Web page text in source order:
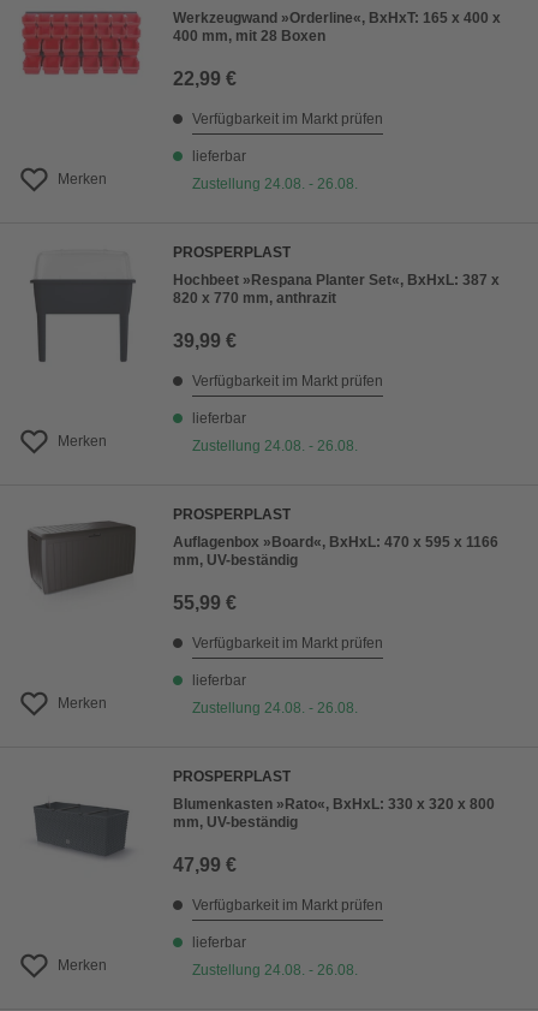
Merken
Werkzeugwand »Orderline«, BxHxT: 165 x 400 x
400 mm, mit 28 Boxen
22,99 €
Verfügbarkeit im Markt prüfen
lieferbar
Zustellung 24.08. - 26.08.
Merken
PROSPERPLAST
Hochbeet »Respana Planter Set«, BxHxL: 387 x
820 x 770 mm, anthrazit
39,99 €
Verfügbarkeit im Markt prüfen
lieferbar
Zustellung 24.08. - 26.08.
Merken
PROSPERPLAST
Auflagenbox »Board«, BxHxL: 470 x 595 x 1166
mm, UV-beständig
55,99 €
Verfügbarkeit im Markt prüfen
lieferbar
Zustellung 24.08. - 26.08.
Merken
PROSPERPLAST
Blumenkasten »Rato«, BxHxL: 330 x 320 x 800
mm, UV-beständig
47,99 €
Verfügbarkeit im Markt prüfen
lieferbar
Zustellung 24.08. - 26.08.